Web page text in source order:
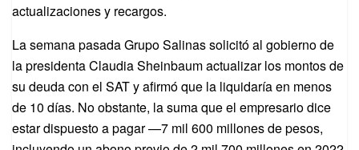
actualizaciones y recargos.
La semana pasada Grupo Salinas solicitó al gobierno de
la presidenta Claudia Sheinbaum actualizar los montos de
su deuda con el SAT y afirmó que la liquidaría en menos
de 10 días. No obstante, la suma que el empresario dice
estar dispuesto a pagar —7 mil 600 millones de pesos,